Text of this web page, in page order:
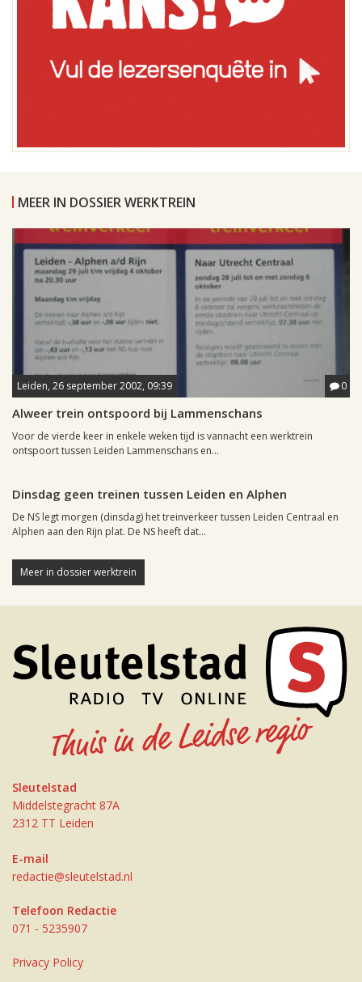
MEER IN DOSSIER WERKTREIN
Leiden, 26 september 2002, 09:39 0
Alweer trein ontspoord bij Lammenschans
Voor de vierde keer in enkele weken tijd is vannacht een werktrein
ontspoort tussen Leiden Lammenschans en...
Dinsdag geen treinen tussen Leiden en Alphen
De NS legt morgen (dinsdag) het treinverkeer tussen Leiden Centraal en
Alphen aan den Rijn plat. De NS heeft dat...
Meer in dossier werktrein
Sleutelstad
Middelstegracht 87A
2312 TT Leiden
E-mail
redactie@sleutelstad.nl
Telefoon Redactie
071 - 5235907
Privacy Policy